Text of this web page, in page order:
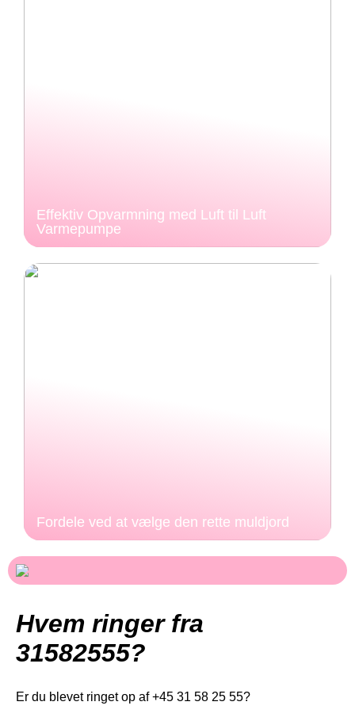
Effektiv Opvarmning med Luft til Luft
Varmepumpe
Fordele ved at vælge den rette muldjord
Hvem ringer fra
31582555?
Er du blevet ringet op af +45 31 58 25 55?